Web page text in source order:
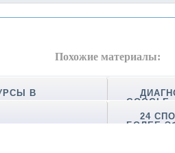
Похожие материалы:
В
GOOGLE
24
БОЛЕЕ